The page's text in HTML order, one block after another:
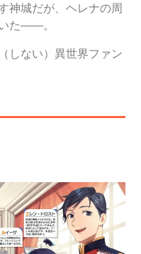
神城だが、ヘレナの周
た――。
しない）異世界ファン